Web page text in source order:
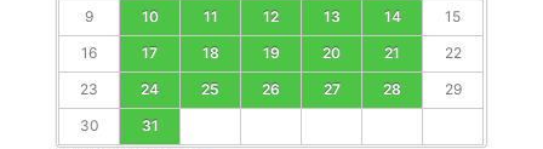
9
10 11 12 13 14
15
16
17 18 19 20 21
22
23
24 25 26 27 28
29
30
31